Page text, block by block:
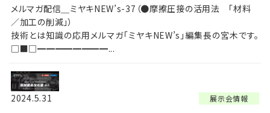
メルマガ配信＿ミヤキNEW’s-37（●摩擦圧接の活用法 「材料
／加工の削減」）
技術とは知識の応用メルマガ「ミヤキNEW’s」編集長の宮木です。
□■□━━━━━━━━...
展示会情報
2024.5.31